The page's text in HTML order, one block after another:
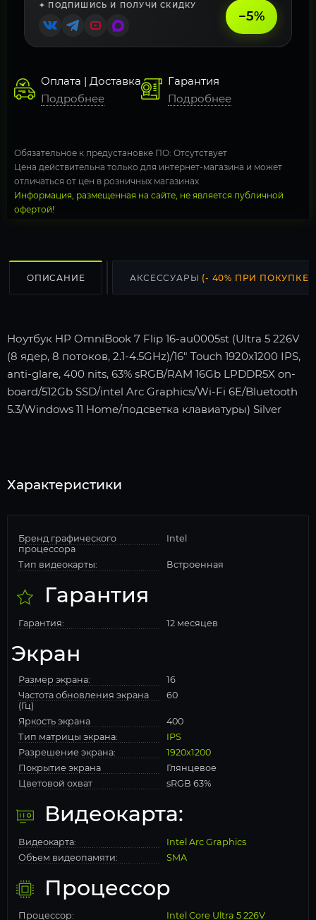
✦ ПОДПИШИСЬ И ПОЛУЧИ СКИДКУ
−5%
Оплата | Доставка
Подробнее
Гарантия
Подробнее
Обязательное к предустановке ПО: Отсутствует
Цена действительна только для интернет-магазина и может
отличаться от цен в розничных магазинах
Информация, размещенная на сайте, не является публичной
офертой!
ОПИСАНИЕ АКСЕССУАРЫ (- 40% ПРИ ПОКУПКЕ
Ноутбук HP OmniBook 7 Flip 16-au0005st (Ultra 5 226V
(8 ядер, 8 потоков, 2.1-4.5GHz)/16" Touch 1920x1200 IPS,
anti-glare, 400 nits, 63% sRGB/RAM 16Gb LPDDR5X on-
board/512Gb SSD/intel Arc Graphics/Wi-Fi 6E/Bluetooth
5.3/Windows 11 Home/подсветка клавиатуры) Silver
Характеристики
Бренд графического
процессора
Intel
Тип видеокарты: Встроенная
Гарантия
Гарантия: 12 месяцев
Экран
Размер экрана:
16
Частота обновления экрана
(Гц)
60
Яркость экрана
400
Тип матрицы экрана:
IPS
Разрешение экрана:
1920x1200
Покрытие экрана
Глянцевое
Цветовой охват
sRGB 63%
Видеокарта:
Видеокарта:
Intel Arc Graphics
Объем видеопамяти:
SMA
Процессор
Процессор: Intel Core Ultra 5 226V